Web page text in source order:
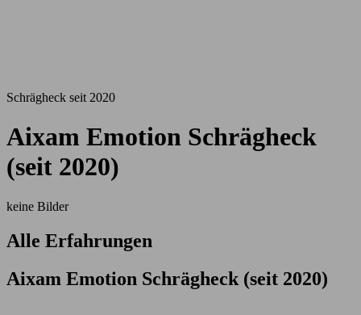
Schrägheck seit 2020
Aixam Emotion Schrägheck
(seit 2020)
keine Bilder
Alle Erfahrungen
Aixam Emotion Schrägheck (seit 2020)